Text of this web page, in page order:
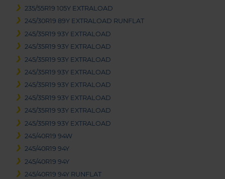
235/55R19 105Y EXTRALOAD
245/30R19 89Y EXTRALOAD RUNFLAT
245/35R19 93Y EXTRALOAD
245/35R19 93Y EXTRALOAD
245/35R19 93Y EXTRALOAD
245/35R19 93Y EXTRALOAD
245/35R19 93Y EXTRALOAD
245/35R19 93Y EXTRALOAD
245/35R19 93Y EXTRALOAD
245/35R19 93Y EXTRALOAD
245/40R19 94W
245/40R19 94Y
245/40R19 94Y
245/40R19 94Y RUNFLAT